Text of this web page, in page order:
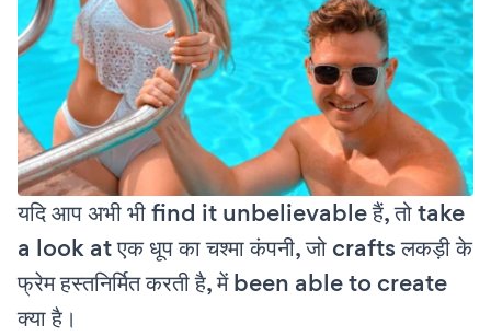
यदि आप अभी भी find it unbelievable हैं, तो take
a look at एक धूप का चश्मा कंपनी, जो crafts लकड़ी के
फ्रेम हस्तनिर्मित करती है, में been able to create
क्या है।